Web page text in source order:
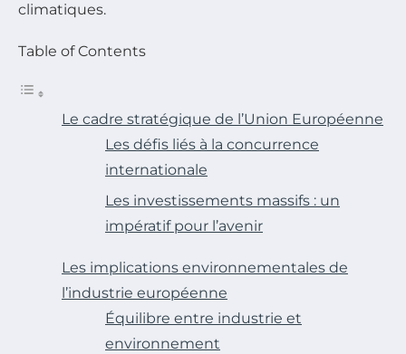
climatiques.
Table of Contents
Le cadre stratégique de l’Union Européenne
Les défis liés à la concurrence
internationale
Les investissements massifs : un
impératif pour l’avenir
Les implications environnementales de
l’industrie européenne
Équilibre entre industrie et
environnement